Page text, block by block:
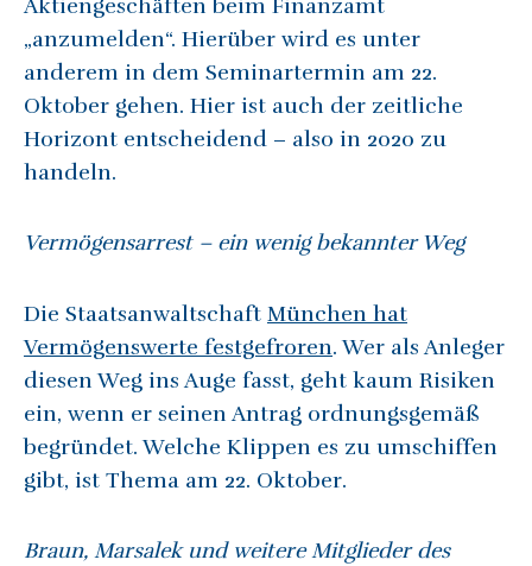
Aktiengeschäften beim Finanzamt
„anzumelden“. Hierüber wird es unter
anderem in dem Seminartermin am 22.
Oktober gehen. Hier ist auch der zeitliche
Horizont entscheidend – also in 2020 zu
handeln.
Vermögensarrest – ein wenig bekannter Weg
Die Staatsanwaltschaft München hat
Vermögenswerte festgefroren. Wer als Anleger
diesen Weg ins Auge fasst, geht kaum Risiken
ein, wenn er seinen Antrag ordnungsgemäß
begründet. Welche Klippen es zu umschiffen
gibt, ist Thema am 22. Oktober.
Braun, Marsalek und weitere Mitglieder des